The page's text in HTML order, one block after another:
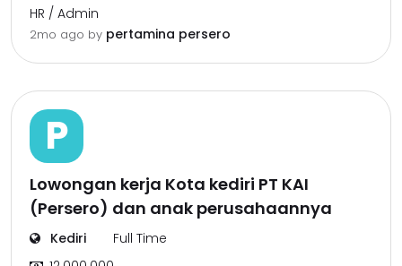
HR / Admin
2mo ago by pertamina persero
P
Lowongan kerja Kota kediri PT KAI
(Persero) dan anak perusahaannya
Kediri
Full Time